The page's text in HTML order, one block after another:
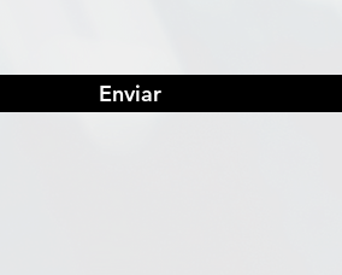
Enviar